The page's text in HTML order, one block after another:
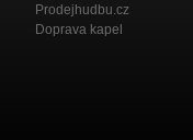
Prodejhudbu.cz
Doprava kapel